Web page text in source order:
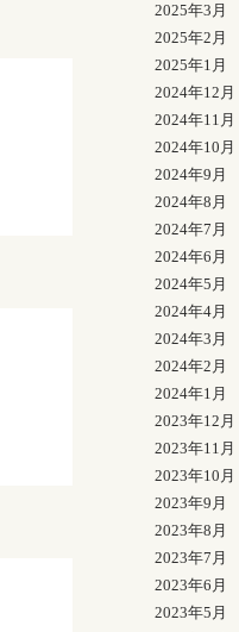
2025年3月
2025年2月
2025年1月
2024年12月
2024年11月
2024年10月
2024年9月
2024年8月
2024年7月
2024年6月
2024年5月
2024年4月
2024年3月
2024年2月
2024年1月
2023年12月
2023年11月
2023年10月
2023年9月
2023年8月
2023年7月
2023年6月
2023年5月